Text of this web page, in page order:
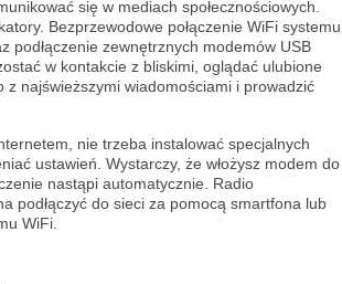
się w mediach społecznościowych.
Bezprzewodowe połączenie WiFi systemu
podłączenie zewnętrznych modemów USB
w kontakcie z bliskimi, oglądać ulubione
z najświeższymi wiadomościami i prowadzić
nie trzeba instalować specjalnych
ustawień. Wystarczy, że włożysz modem do
nastąpi automatycznie. Radio
podłączyć do sieci za pomocą smartfona lub
WiFi.